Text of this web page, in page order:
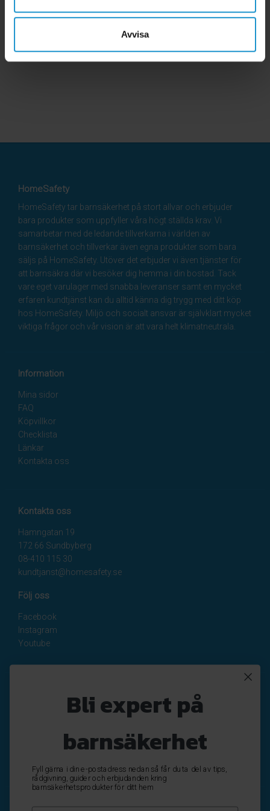
Avvisa
HomeSafety
HomeSafety tar barnsäkerhet på stort allvar och erbjuder
bara produkter som uppfyller våra högt ställda krav. Vi
samarbetar med de ledande tillverkarna i världen av
barnsäkerhet och tillverkar även egna produkter som bara
säljs på HomeSafety. Utöver det erbjuder vi även tjänster för
att barnsäkra där vi besöker dig hemma i din bostad. Tack
vare eget varulager med snabba leveranser samt en mycket
erfaren kundtjänst kan du alltid känna dig trygg med ditt köp
hos HomeSafety. Miljö och socialt ansvar är självklart mycket
viktiga frågor och vår vision är att vara helt klimatneutrala.
Information
Mina sidor
FAQ
Köpvillkor
Checklista
Länkar
Kontakta oss
Kontakta oss
Hamngatan 19
172 66 Sundbyberg
08-410 115 30
kundtjanst@homesafety.se
Följ oss
Facebook
Instagram
Youtube
Nyhetsbrev
Avregistrera
Bli expert på
barnsäkerhet
Fyll gärna i din e-postadress nedan så får du ta del av tips,
rådgivning, guider och erbjudanden kring
barnsäkerhetsprodukter för ditt hem